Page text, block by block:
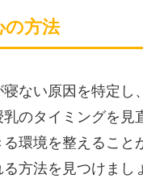
の方法
ない原因を特定し
のタイミングを
環境を整えるこ
方法を見つけまし